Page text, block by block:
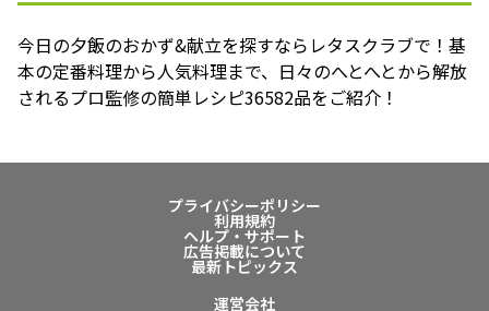
今日の夕飯のおかず&献立を探すならレタスクラブで！基
本の定番料理から人気料理まで、日々のへとへとから解放
されるプロ監修の簡単レシピ36582品をご紹介！
プライバシーポリシー
利用規約
ヘルプ・サポート
広告掲載について
最新トピックス
運営会社